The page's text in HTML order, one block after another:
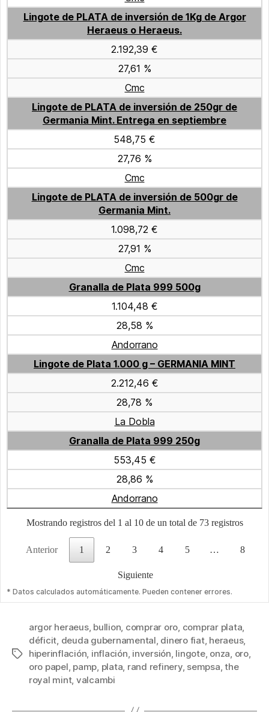
Lingote de PLATA de inversión de 1Kg de Argor
Heraeus o Heraeus.
2.192,39 €
27,61 %
Cmc
Lingote de PLATA de inversión de 250gr de
Germania Mint. Entrega en septiembre
548,75 €
27,76 %
Cmc
Lingote de PLATA de inversión de 500gr de
Germania Mint.
1.098,72 €
27,91 %
Cmc
Granalla de Plata 999 500g
1.104,48 €
28,58 %
Andorrano
Lingote de Plata 1.000 g – GERMANIA MINT
2.212,46 €
28,78 %
La Dobla
Granalla de Plata 999 250g
553,45 €
28,86 %
Andorrano
Mostrando registros del 1 al 10 de un total de 73 registros
Anterior 1 2 3 4 5 … 8
Siguiente
* Datos calculados automáticamente. Pueden contener errores.
Etiquetas
argor heraeus, bullion, comprar oro, comprar plata,
déficit, deuda gubernamental, dinero fiat, heraeus,
hiperinflación, inflación, inversión, lingote, onza, oro,
oro papel, pamp, plata, rand refinery, sempsa,the
royal mint, valcambi